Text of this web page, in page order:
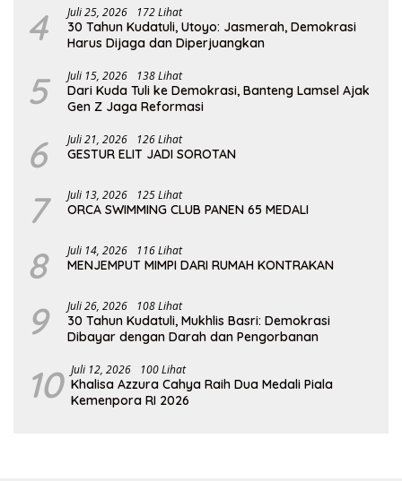
4 Juli 25, 2026 172 Lihat
30 Tahun Kudatuli, Utoyo: Jasmerah, Demokrasi
Harus Dijaga dan Diperjuangkan
5 Juli 15, 2026 138 Lihat
Dari Kuda Tuli ke Demokrasi, Banteng Lamsel Ajak
Gen Z Jaga Reformasi
6 Juli 21, 2026 126 Lihat
GESTUR ELIT JADI SOROTAN
7 Juli 13, 2026 125 Lihat
ORCA SWIMMING CLUB PANEN 65 MEDALI
8 Juli 14, 2026 116 Lihat
MENJEMPUT MIMPI DARI RUMAH KONTRAKAN
9 Juli 26, 2026 108 Lihat
30 Tahun Kudatuli, Mukhlis Basri: Demokrasi
Dibayar dengan Darah dan Pengorbanan
10 Juli 12, 2026 100 Lihat
Khalisa Azzura Cahya Raih Dua Medali Piala
Kemenpora RI 2026